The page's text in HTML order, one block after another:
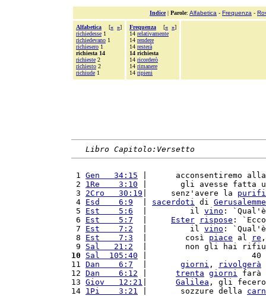
Indice| Parole: Alfabetica - Frequenza -
Alfabetica [« »]
richiedesse 1
richiedevano 1
richiesero 1
richiesta 14
richieste 2
richiesto 2
richiude 1
Frequenza [« »]
14 relativamente
14 rendere
14 resterà
14 richiesta
14 ricorderò
14 rimanere
14 ripieni
Libro Capitolo:Versetto
1 Gen   34:15 |      acconsentiremo
2 1Re    3:10 |       gli avesse fatta
3 2Cro   30:19 |     senz'avere la
4 Esd    6:9 sacerdoti di Gerusalemme
5 Est    5:6
  |         il
vino :
6 Est    5:7 Ester rispose :
7 Est    7:2
  |         il
vino :
8 Est    7:3
  |        così
piace al re
9 Sal   21:2
|        non gli hai
10
Sal  105:40 |                      40
11 Dan    6:7 giorni , rivolgerà
12 Dan    6:12 trenta giorni farà
13 Giov   12:21 Galilea , gli
14 1Pi    3:21 |       sozzure della